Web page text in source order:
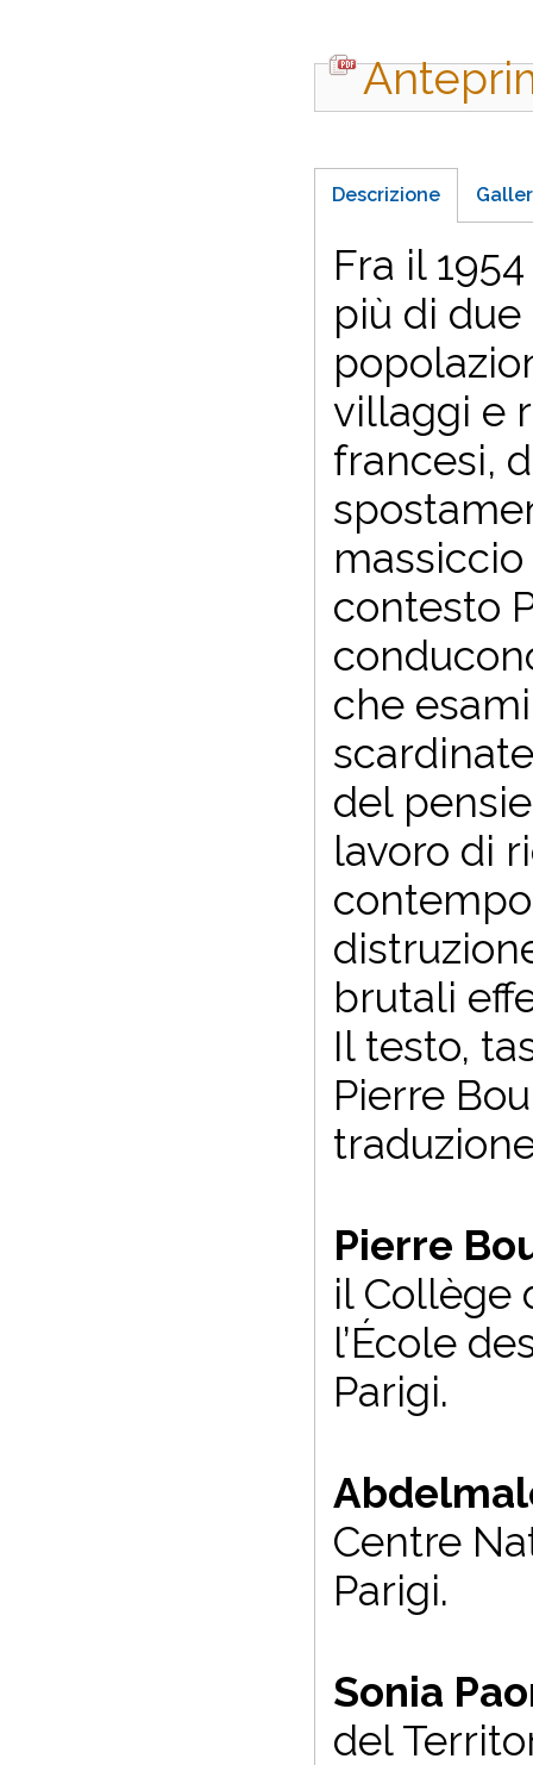
Descrizione
Fra il
più di
villaggi e
francesi,
contesto
che
del
lavoro di
brutali
Il testo,
Pierre
Pierre
il Collège
l’École
Parigi.
Centre
Parigi.
Sonia
del